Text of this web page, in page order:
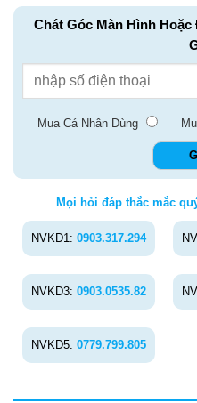
Chát Góc Màn Hình
Mua Cá Nhân Dùng
Mọi hỏi đáp thắc mắc
NVKD1: 0903.317.294
NVKD3: 0903.0535.82
NVKD5: 0779.799.805